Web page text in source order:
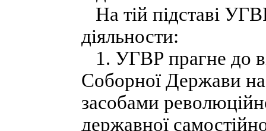
На тій підставі
діяльности:
1. УГВР прагне до
Соборної Держави на
засобами
державної